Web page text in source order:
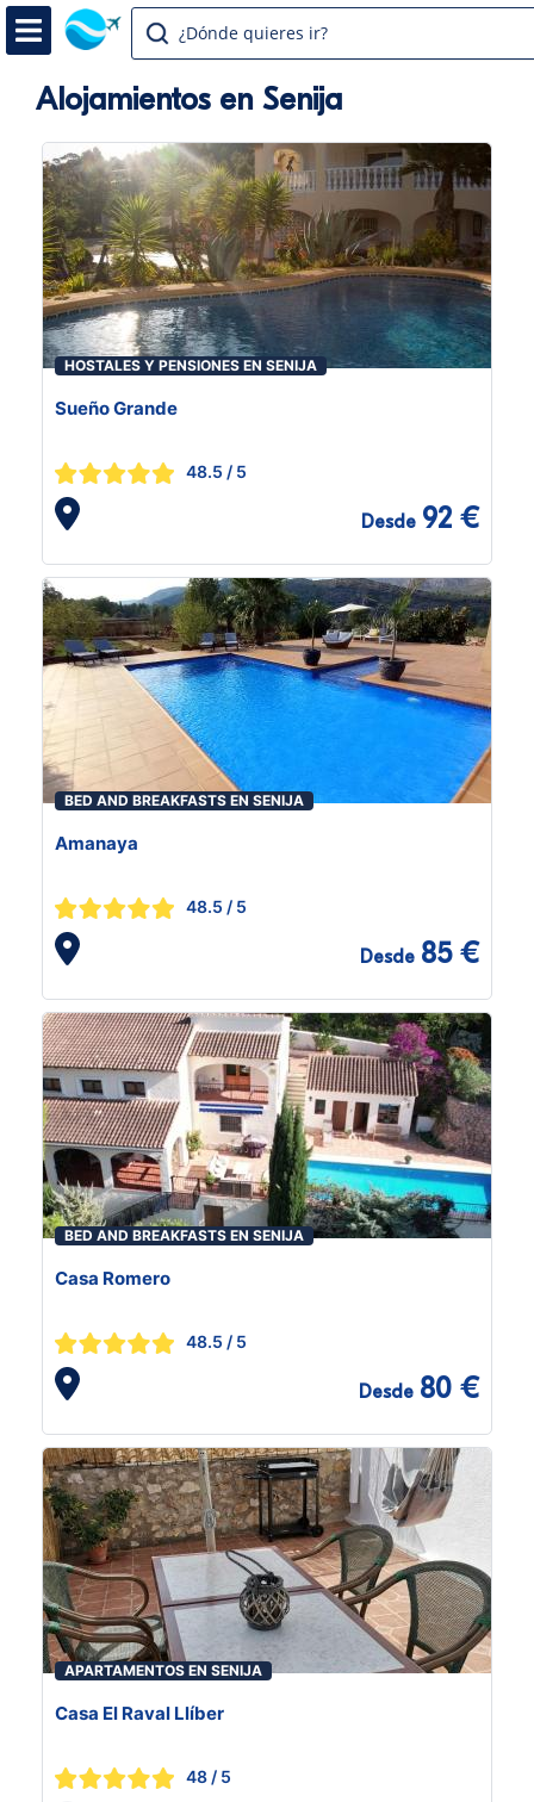
¿Dónde quieres ir?
Alojamientos en Senija
HOSTALES Y PENSIONES EN SENIJA
Sueño Grande
48.5 / 5
Desde 92 €
BED AND BREAKFASTS EN SENIJA
Amanaya
48.5 / 5
Desde 85 €
BED AND BREAKFASTS EN SENIJA
Casa Romero
48.5 / 5
Desde 80 €
APARTAMENTOS EN SENIJA
Casa El Raval Llíber
48 / 5